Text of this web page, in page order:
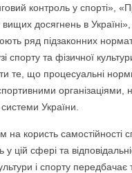
контроль у спорті»,
вищих досягнень в
ряд підзаконних
спорту та фізичної
те, що процесуальні
організаціями,
України.
користь самостійності
сфері та
і спорту передбачає